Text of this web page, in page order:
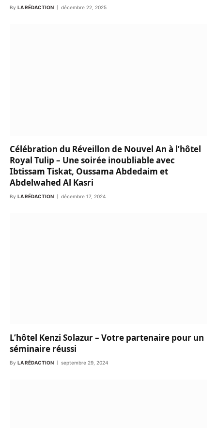
By LA RÉDACTION décembre 22, 2025
Célébration du Réveillon de Nouvel An à l’hôtel
Royal Tulip – Une soirée inoubliable avec
Ibtissam Tiskat, Oussama Abdedaim et
Abdelwahed Al Kasri
By LA RÉDACTION décembre 17, 2024
L’hôtel Kenzi Solazur – Votre partenaire pour un
séminaire réussi
By LA RÉDACTION septembre 29, 2024